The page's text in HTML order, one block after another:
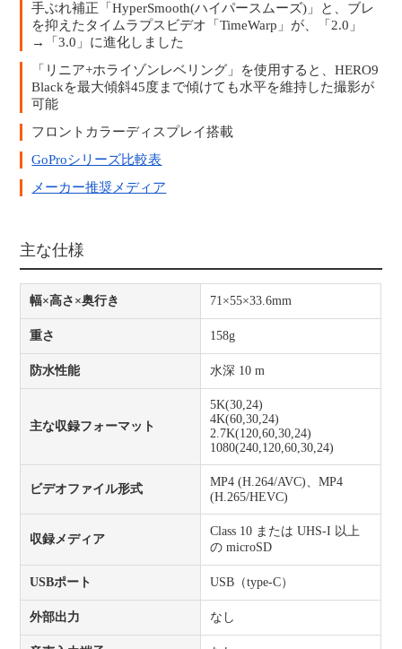
手ぶれ補正「HyperSmooth(ハイパースムーズ)」と、ブレ
を抑えたタイムラプスビデオ「TimeWarp」が、「2.0」
→「3.0」に進化しました
「リニア+ホライゾンレベリング」を使用すると、HERO9
Blackを最大傾斜45度まで傾けても水平を維持した撮影が
可能
フロントカラーディスプレイ搭載
GoProシリーズ比較表
メーカー推奨メディア
主な仕様
幅×高さ×奥行き 71×55×33.6mm
重さ 158g
防水性能 水深 10 m
主な収録フォーマット
5K(30,24)
4K(60,30,24)
2.7K(120,60,30,24)
1080(240,120,60,30,24)
ビデオファイル形式
MP4 (H.264/AVC)、MP4
(H.265/HEVC)
収録メディア
Class 10 または UHS-I 以上
の microSD
USBポート USB（type-C）
外部出力 なし